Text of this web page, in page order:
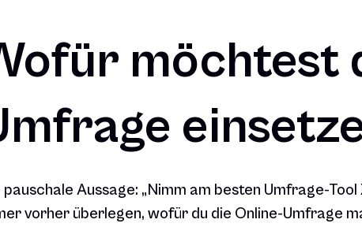
möchtest
pauschale Aussage: „Nimm am besten Umfrage-
vorher überlegen, wofür du die Online-Umfrage